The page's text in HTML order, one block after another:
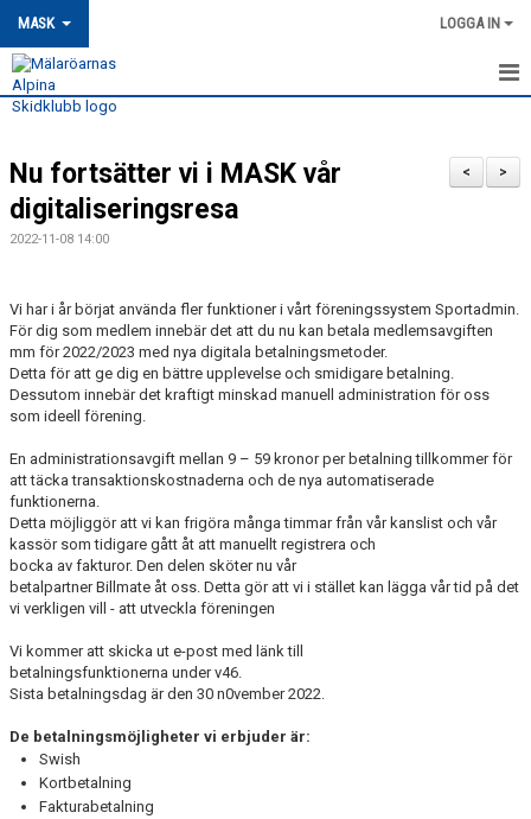
MASK LOGGA IN
MASK-NYHETER
OM MASK
KONTAKT
TRÄNING
MASK KALENDER
BILDGALLERI
SPONSORER & PARTNERS
MATILDA RAPAPORT MINNESFOND
>
<
Nu fortsätter vi i MASK vår
digitaliseringsresa
2022-11-08 14:00
Vi har i år börjat använda fler funktioner i vårt föreningssystem Sportadmin.
För dig som medlem innebär det att du nu kan betala medlemsavgiften
mm för 2022/2023 med nya digitala betalningsmetoder.
Detta för att ge dig en bättre upplevelse och smidigare betalning.
Dessutom innebär det kraftigt minskad manuell administration för oss
som ideell förening.
En administrationsavgift mellan 9 – 59 kronor per betalning tillkommer för
att täcka transaktionskostnaderna och de nya automatiserade
funktionerna.
Detta möjliggör att vi kan frigöra många timmar från vår kanslist och vår
kassör som tidigare gått åt att manuellt registrera och
bocka av fakturor. Den delen sköter nu vår
betalpartner Billmate åt oss. Detta gör att vi i stället kan lägga vår tid på det
vi verkligen vill - att utveckla föreningen
Vi kommer att skicka ut e-post med länk till
betalningsfunktionerna under v46.
Sista betalningsdag är den 30 n0vember 2022.
De betalningsmöjligheter vi erbjuder är:
Swish
Kortbetalning
Fakturabetalning